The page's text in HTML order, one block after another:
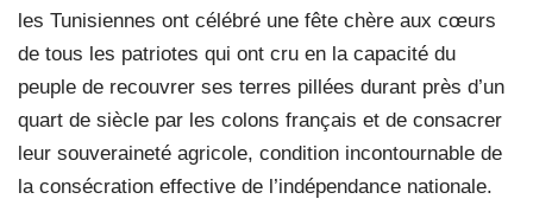
les Tunisiennes ont célébré une fête chère aux cœurs
de tous les patriotes qui ont cru en la capacité du
peuple de recouvrer ses terres pillées durant près d’un
quart de siècle par les colons français et de consacrer
leur souveraineté agricole, condition incontournable de
la consécration effective de l’indépendance nationale.